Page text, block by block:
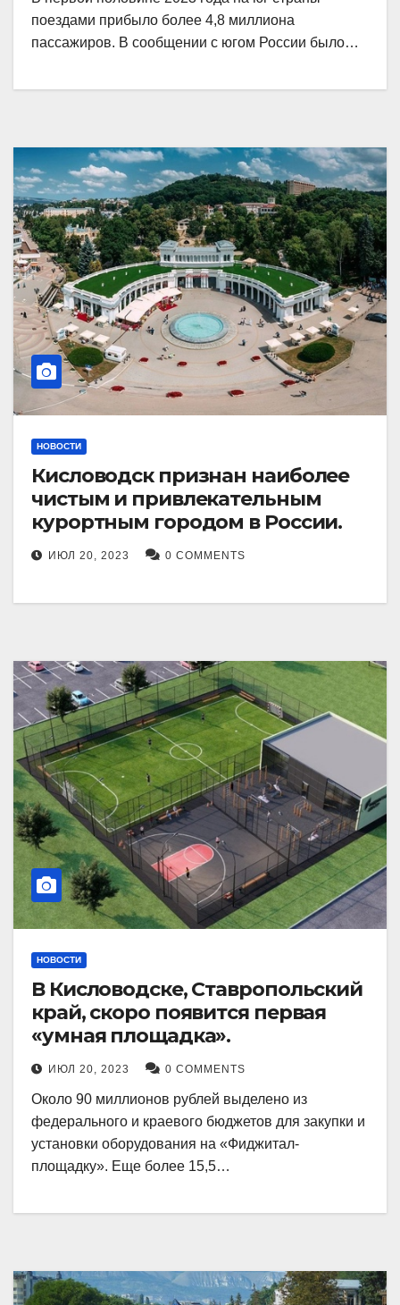
поездами прибыло более 4,8 миллиона
пассажиров. В сообщении с югом России было…
НОВОСТИ
Кисловодск признан наиболее
чистым и привлекательным
курортным городом в России.
ИЮЛ 20, 2023 0 COMMENTS
НОВОСТИ
В Кисловодске, Ставропольский
край, скоро появится первая
«умная площадка».
ИЮЛ 20, 2023 0 COMMENTS
Около 90 миллионов рублей выделено из
федерального и краевого бюджетов для закупки и
установки оборудования на «Фиджитал-
площадку». Еще более 15,5…